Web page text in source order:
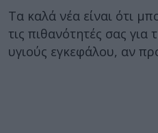
Τα καλά νέα είναι ότι
τις πιθανότητές σας για
υγιούς εγκεφάλου, αν